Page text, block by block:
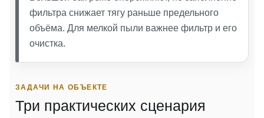
фильтра снижает тягу раньше предельного
объёма. Для мелкой пыли важнее фильтр и его
очистка.
ЗАДАЧИ НА ОБЪЕКТЕ
Три практических сценария